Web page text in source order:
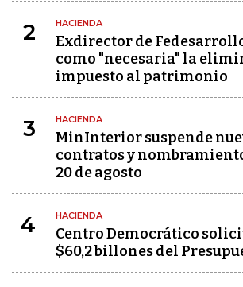
2 HACIENDA
Exdirector de
como "necesaria" la
impuesto al patrimonio
3 HACIENDA
MinInterior suspende
contratos y
20 de agosto
4 HACIENDA
Centro Democrático
$60,2 billones del